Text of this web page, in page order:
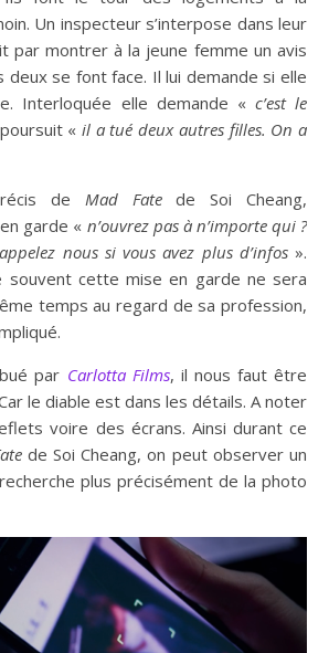
Un inspecteur s’interpose dans leur
par montrer à la jeune femme un avis
deux se font face. Il lui demande si elle
Interloquée elle demande « c’est le
«il a tué deux autres filles. On a
de Mad Fatede Soi Cheang,
garde « n’ouvrez pas à n’importe qui ?
appelez nous si vous avez plus d’infos».
souvent cette mise en garde ne sera
temps au regard de sa profession,
par Carlotta Films, il nous faut être
le diable est dans les détails. A noter
voire des écrans. Ainsi durant ce
de Soi Cheang, on peut observer un
plus précisément de la photo